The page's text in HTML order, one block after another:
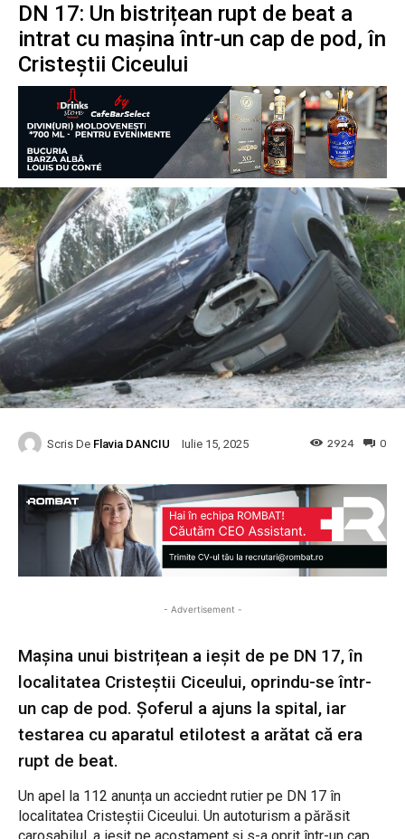
DN 17: Un bistrițean rupt de beat a
intrat cu mașina într-un cap de pod, în
Cristeștii Ciceului
Scris De Flavia DANCIU Iulie 15, 2025 0
2924
- Advertisement -
Mașina unui bistrițean a ieșit de pe DN 17, în
localitatea Cristeștii Ciceului, oprindu-se într-
un cap de pod. Șoferul a ajuns la spital, iar
testarea cu aparatul etilotest a arătat că era
rupt de beat.
Un apel la 112 anunța un acciednt rutier pe DN 17 în
localitatea Cristeștii Ciceului. Un autoturism a părăsit